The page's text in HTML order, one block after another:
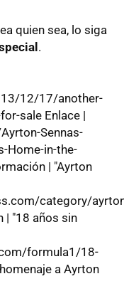
quien sea, lo siga
.
12/17/another-
sale Enlace |
Sennas-
Home-in-the-
| "Ayrton
category/
| "18 años sin
formula1/18-
a Ayrton